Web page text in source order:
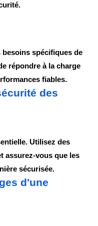
besoins spécifiques de
répondre à la charge
fiables.
des
Utilisez des
assurez-vous que les
sécurisée.
d'une